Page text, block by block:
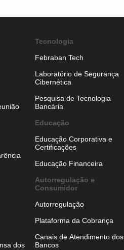
dos
Tecnologia
Febraban Tech
Laboratório de Segurança
Cibernética
Pesquisa de Tecnologia
Bancária
Educação
Educação Corporativa e
Certificações
Educação Financeira
Autorregulação e
Consumidor
Autorregulação
Plataforma da Cobrança
Canais de Atendimento dos
Bancos